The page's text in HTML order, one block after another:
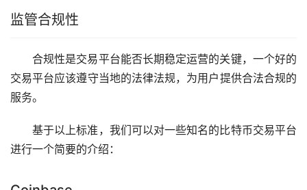
监管合规性
合规性是交易平台能否长期稳定运营的关键，一个好的
交易平台应该遵守当地的法律法规，为用户提供合法合规的
服务。
基于以上标准，我们可以对一些知名的比特币交易平台
进行一个简要的介绍：